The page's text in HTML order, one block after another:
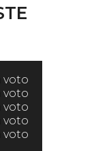
voto
voto
voto
voto
voto